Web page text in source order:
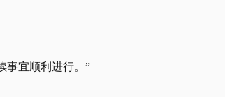
事宜顺利进行。”